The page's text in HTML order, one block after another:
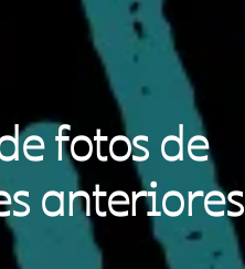
fotos de
anteriores